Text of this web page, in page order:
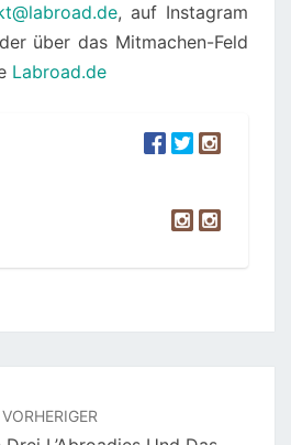
, auf Instagram
über das Mitmachen-Feld
Labroad.de
VORHERIGER